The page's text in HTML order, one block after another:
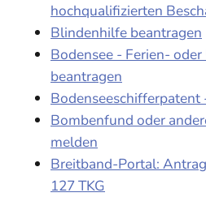
hochqualifizierten
Blindenhilfe beantragen
Bodensee - Ferien-
beantragen
Bombenfund oder
melden
Breitband-Portal:
127 TKG